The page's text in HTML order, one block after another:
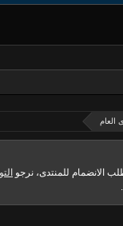
العام
الانضمام للمنتدى، نرجو